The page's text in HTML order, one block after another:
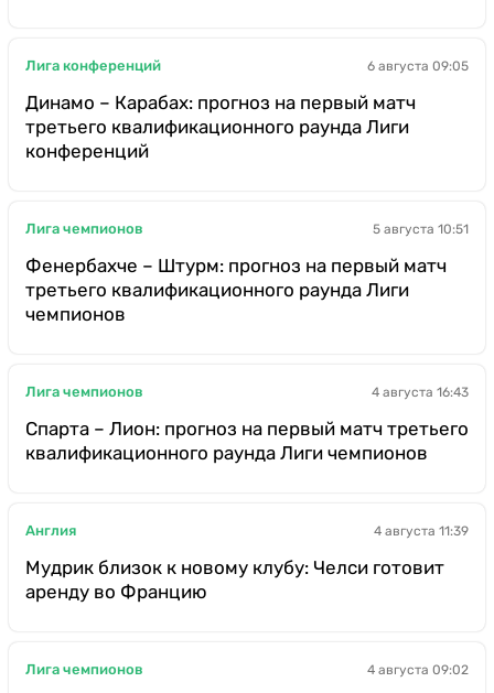
Лига конференций 6 августа 09:05
Динамо – Карабах: прогноз на первый матч
третьего квалификационного раунда Лиги
конференций
Лига чемпионов 5 августа 10:51
Фенербахче – Штурм: прогноз на первый матч
третьего квалификационного раунда Лиги
чемпионов
Лига чемпионов 4 августа 16:43
Спарта – Лион: прогноз на первый матч третьего
квалификационного раунда Лиги чемпионов
Англия 4 августа 11:39
Мудрик близок к новому клубу: Челси готовит
аренду во Францию
Лига чемпионов 4 августа 09:02